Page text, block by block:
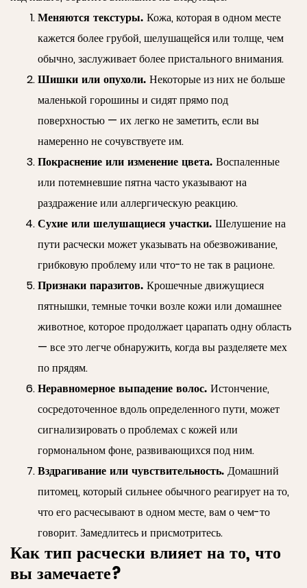
Меняются текстуры. Кожа, которая в одном месте
кажется более грубой, шелушащейся или толще, чем
обычно, заслуживает более пристального внимания.
Шишки или опухоли. Некоторые из них не больше
маленькой горошины и сидят прямо под
поверхностью — их легко не заметить, если вы
намеренно не сочувствуете им.
Покраснение или изменение цвета. Воспаленные
или потемневшие пятна часто указывают на
раздражение или аллергическую реакцию.
Сухие или шелушащиеся участки. Шелушение на
пути расчески может указывать на обезвоживание,
грибковую проблему или что-то не так в рационе.
Признаки паразитов. Крошечные движущиеся
пятнышки, темные точки возле кожи или домашнее
животное, которое продолжает царапать одну область
— все это легче обнаружить, когда вы разделяете мех
по прядям.
Неравномерное выпадение волос. Истончение,
сосредоточенное вдоль определенного пути, может
сигнализировать о проблемах с кожей или
гормональном фоне, развивающихся под ним.
Вздрагивание или чувствительность. Домашний
питомец, который сильнее обычного реагирует на то,
что его расчесывают в одном месте, вам о чем-то
говорит. Замедлитесь и присмотритесь.
Как тип расчески влияет на то, что
вы замечаете?